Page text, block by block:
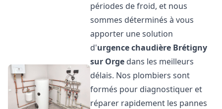
périodes de froid, et nous
sommes déterminés à vous
apporter une solution
d'urgence chaudière Brétigny
sur Orge dans les meilleurs
délais. Nos plombiers sont
formés pour diagnostiquer et
réparer rapidement les pannes